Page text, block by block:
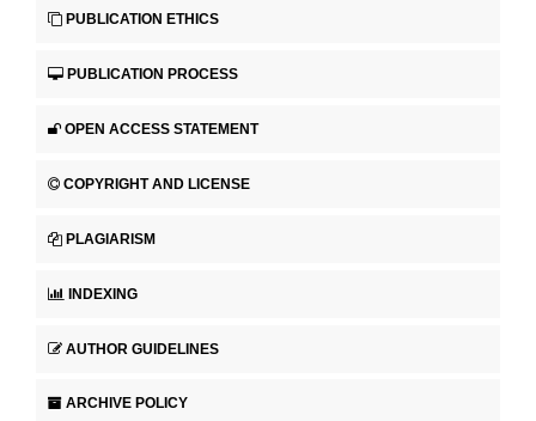
PUBLICATION ETHICS
PUBLICATION PROCESS
OPEN ACCESS STATEMENT
COPYRIGHT AND LICENSE
PLAGIARISM
INDEXING
AUTHOR GUIDELINES
ARCHIVE POLICY